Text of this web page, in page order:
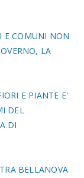
E COMUNI NON
LA
E PIANTE E'
DEL
DI
BELLANOVA